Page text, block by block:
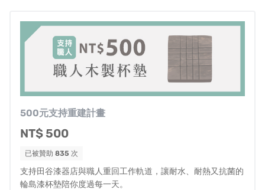
田谷昂大。有些人可能是第一次知道我們，請容許我稍微
自我介紹。
我們是來自日本石川縣輪島市的「田谷漆器店」。
1818年，至今已有兩百年的歷史。肩負百年文化傳承的角
色，我們一直遵循傳統的工法製作「輪島塗漆器」的同
時，也不斷地探索開拓漆器的創新和可能性。
用料理鏟。
500元支持重建計畫
NT$ 500
已被贊助 835 次
支持田谷漆器店與職人重回工作軌道，讓耐水、耐熱又抗菌的
輪島漆杯墊陪你度過每一天。